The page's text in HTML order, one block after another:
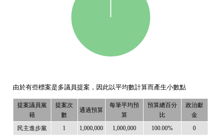
由於有些標案是多議員提案，因此以平均數計算而產生小數點
提案議員黨
籍
提案次
數
通過預算
每筆平均預
算
預算總百分
比
政治獻
金
民主進步黨 1 1,000,000 1,000,000 100.00% 0